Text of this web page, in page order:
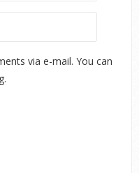
via e-mail. You can